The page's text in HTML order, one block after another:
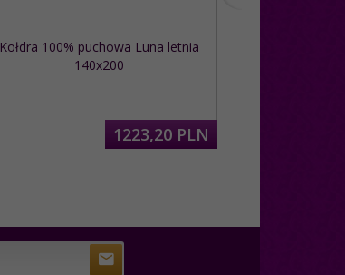
Kołdra 100% puchowa Luna letnia
140x200
1223,20 PLN